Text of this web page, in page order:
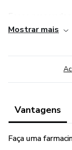
médico ou
Acreditamos no
e/ou
orientação
Mostrar mais
Vantagens
Faça uma